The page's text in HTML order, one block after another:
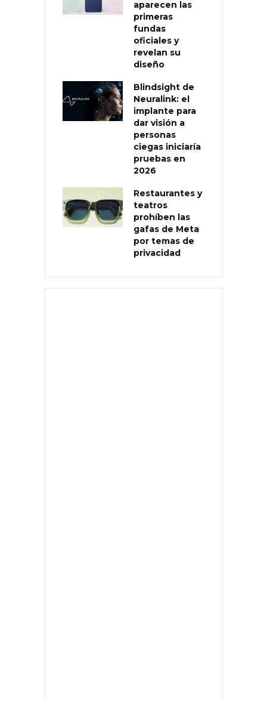
aparecen las
primeras
fundas
oficiales y
revelan su
diseño
Blindsight de
Neuralink: el
implante para
dar visión a
personas
ciegas iniciaría
pruebas en
2026
Restaurantes y
teatros
prohíben las
gafas de Meta
por temas de
privacidad